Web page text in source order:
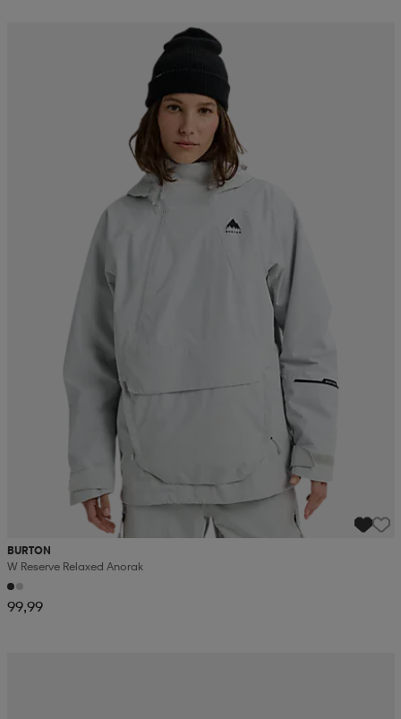
BURTON
W Reserve Relaxed Anorak
99,99